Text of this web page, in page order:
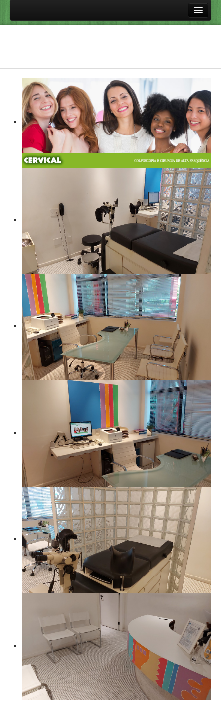
Cirurgia de Alta Frequência
Perguntas frequentes
Vacinas Contra HPV
HPV e Doenças Relacionadas
Doenças sexualmente transmissíveis
Links úteis
Fale Conosco